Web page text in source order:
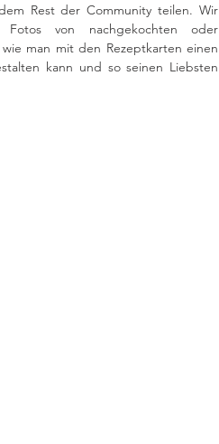
Rest der Community teilen. Wir
von nachgekochten oder
man mit den Rezeptkarten einen
kann und so seinen Liebsten